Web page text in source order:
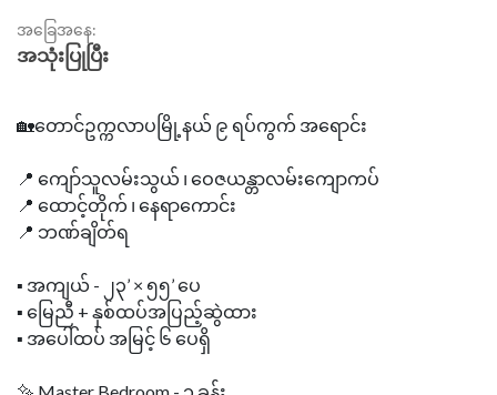
အခြေအနေ:
အသုံးပြုပြီး
🏡တောင်ဥက္ကလာပမြို့နယ် ၉ ရပ်ကွက် အရောင်း
📍 ကျော်သူလမ်းသွယ် ၊ ဝေဇယန္တာလမ်းကျောကပ်
📍 ထောင့်တိုက် ၊ နေရာကောင်း
📍 ဘဏ်ချိတ်ရ
▪️ အကျယ် - ၂၃’ × ၅၅’ ပေ
▪️ မြေညီ + နှစ်ထပ်အပြည့်ဆွဲထား
▪️ အပေါ်ထပ် အမြင့် ၆ ပေရှိ
✨ Master Bedroom - ၁ ခန်း